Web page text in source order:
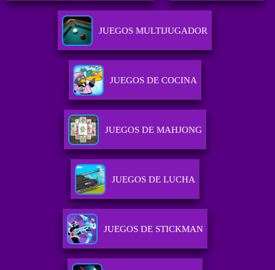
JUEGOS MULTIJUGADOR
JUEGOS DE COCINA
JUEGOS DE MAHJONG
JUEGOS DE LUCHA
JUEGOS DE STICKMAN